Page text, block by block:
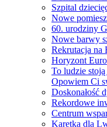
Szpital
Nowe
60. urodziny
Nowe barwy
Rekrutacja na
Horyzont
To ludzie
Opowiem Ci
Doskonałość
Rekordowe
Centrum
Karetka dla